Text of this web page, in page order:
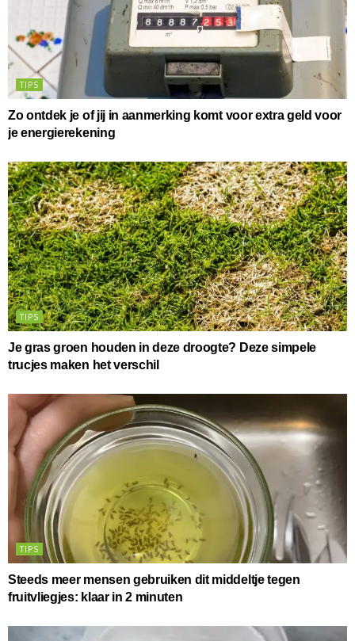
TIPS
Zo ontdek je of jij in aanmerking komt voor extra geld voor
je energierekening
TIPS
Je gras groen houden in deze droogte? Deze simpele
trucjes maken het verschil
TIPS
Steeds meer mensen gebruiken dit middeltje tegen
fruitvliegjes: klaar in 2 minuten